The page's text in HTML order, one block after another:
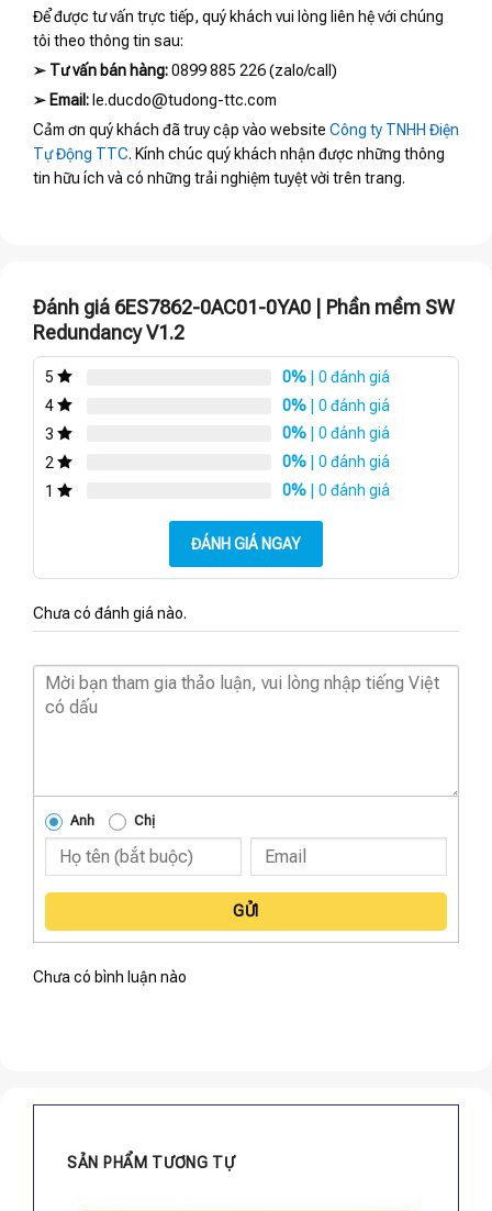
Để được tư vấn trực tiếp, quý khách vui lòng liên hệ với chúng
tôi theo thông tin sau:
➢ Tư vấn bán hàng:0899 885 226 (zalo/call)
➢ Email: le.ducdo@tudong-ttc.com
Cảm ơn quý khách đã truy cập vào website Công ty TNHH Điện
Tự Động TTC. Kính chúc quý khách nhận được những thông
tin hữu ích và có những trải nghiệm tuyệt vời trên trang.
Đánh giá 6ES7862-0AC01-0YA0 | Phần mềm SW
Redundancy V1.2
5 0% | 0 đánh giá
4
0% | 0 đánh giá
3
0% | 0 đánh giá
2
0% | 0 đánh giá
1
0% | 0 đánh giá
ĐÁNH GIÁ NGAY
Chưa có đánh giá nào.
Anh Chị
GỬI
Chưa có bình luận nào
SẢN PHẨM TƯƠNG TỰ